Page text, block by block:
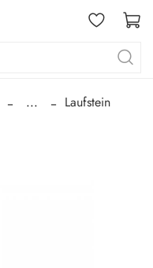
... Laufstein